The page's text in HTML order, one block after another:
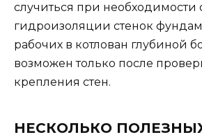
случиться при необходимости
гидроизоляции стенок
рабочих в котлован глубиной
возможен только после
крепления стен.
НЕСКОЛЬКО